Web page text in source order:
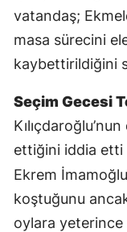
vatandaş;
masa sürecini
kaybettirildiğini
Seçim Gecesi
ettiğini iddia etti
Ekrem
koştuğunu
oylara yeterince